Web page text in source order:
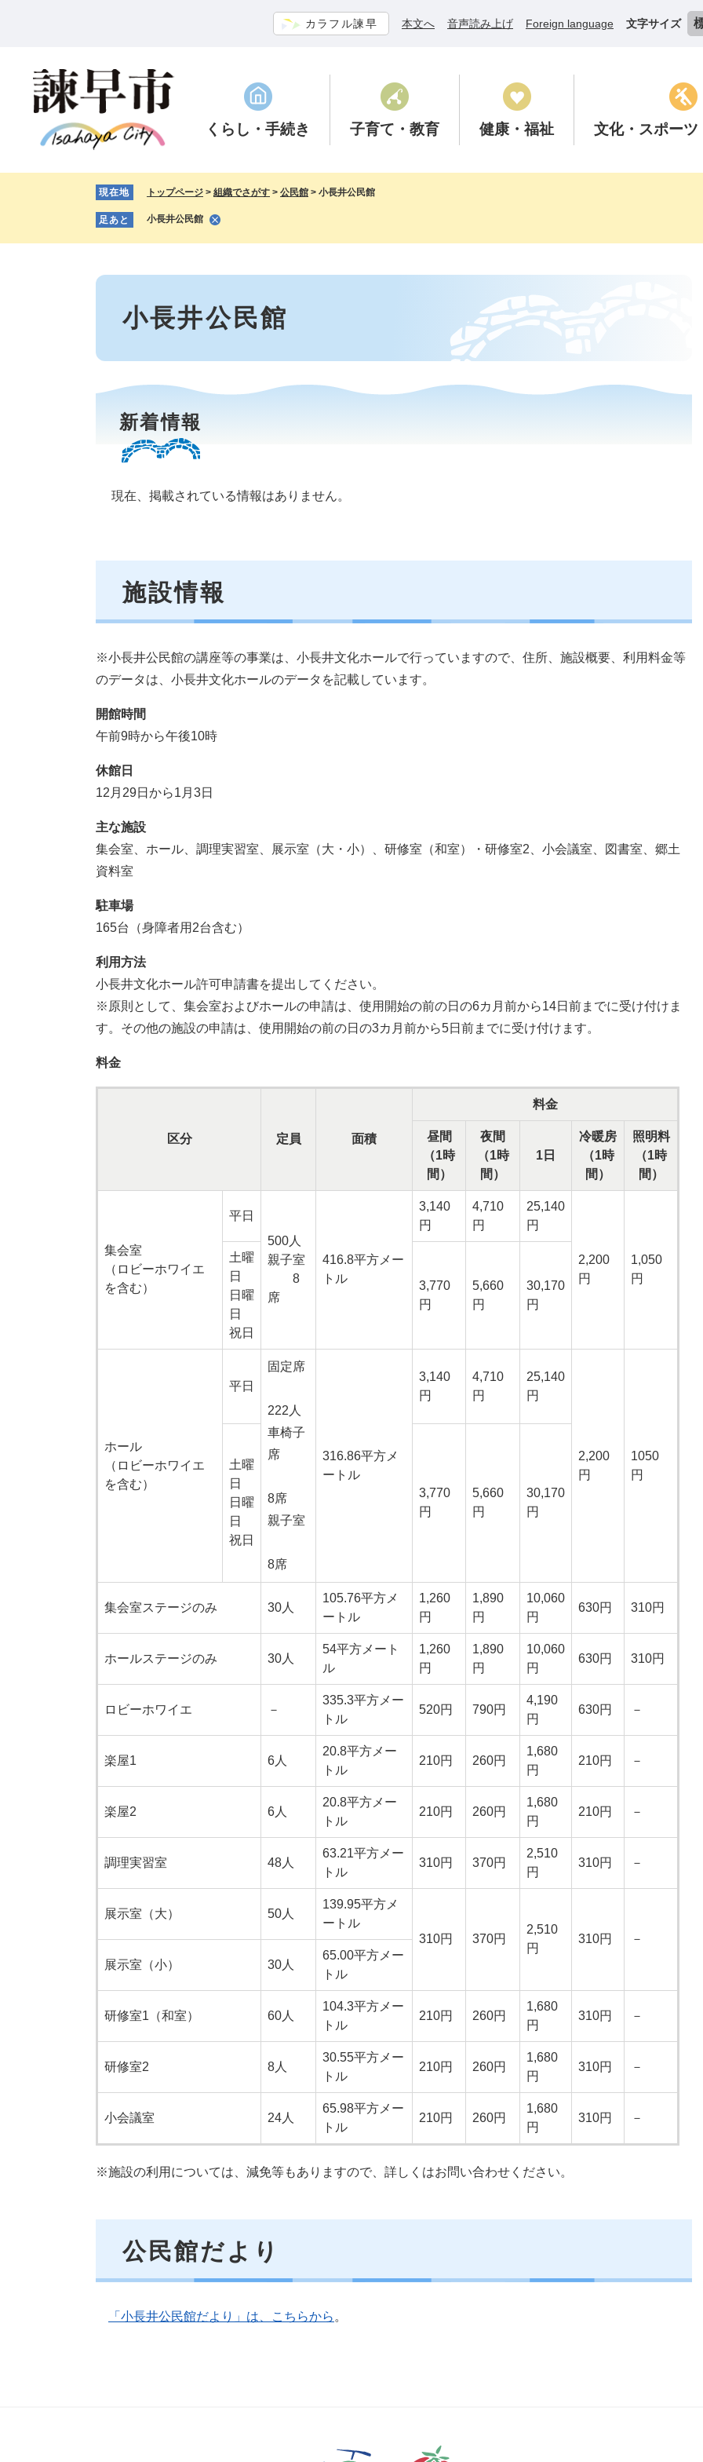
カラフル諫早 本文へ 音声読み上げ Foreign language 文字サイズ
くらし ・手続き 子育て ・教育 健康 ・福祉 文化・スポーツ
現在地 トップページ > 組織でさがす > 公民館 > 小長井公民館
足あと 小長井公民館
本
小長井公民館
新着情報
現在、掲載されている情報はありません。
施設情報
※小長井公民館の講座等の事業は、小長井文化ホールで行っていますので、住所、施設概要、利用料金等
のデータは、小長井文化ホールのデータを記載しています。
開館時間
午前9時から午後10時
休館日
12月29日から1月3日
主な施設
集会室、ホール、調理実習室、展示室（大・小）、研修室（和室）・研修室2、小会議室、図書室、郷土
資料室
駐車場
165台（身障者用2台含む）
利用方法
小長井文化ホール許可申請書を提出してください。
※原則として、集会室およびホールの申請は、使用開始の前の日の6カ月前から14日前までに受け付けま
す。その他の施設の申請は、使用開始の前の日の3カ月前から5日前までに受け付けます。
料金
区分 定員 面積
料金
昼間
（1時
間）
夜間
（1時
間）
1日
冷暖房
（1時
間）
照明料
（1時
間）
集会室
（ロビーホワイエ
を含む）
平日
500人
親子室
8
席
416.8平方メー
トル
3,140
円
4,710
円
25,140
円
2,200
円
1,050
円
土曜
日
日曜
日
祝日
3,770
円
5,660
円
30,170
円
ホール
（ロビーホワイエ
を含む）
平日
固定席
222人
車椅子
席
8席
親子室
8席
316.86平方メ
ートル
3,140
円
4,710
円
25,140
円
2,200
円
1050
円
土曜
日
日曜
日
祝日
3,770
円
5,660
円
30,170
円
集会室ステージのみ 30人
105.76平方メ
ートル
1,260
円
1,890
円
10,060
円
630円 310円
ホールステージのみ 30人
54平方メート
ル
1,260
円
1,890
円
10,060
円
630円 310円
ロビーホワイエ －
335.3平方メー
トル
520円 790円
4,190
円
630円 －
楽屋1 6人
20.8平方メー
トル
210円 260円
1,680
円
210円 －
楽屋2 6人
20.8平方メー
トル
210円 260円
1,680
円
210円 －
調理実習室 48人
63.21平方メー
トル
310円 370円
2,510
円
310円 －
展示室（大） 50人
139.95平方メ
ートル
310円
370円
2,510
円
310円
－
展示室（小）
30人
65.00平方メー
トル
研修室1（和室） 60人
104.3平方メー
トル
210円 260円
1,680
円
310円 －
研修室2 8人
30.55平方メー
トル
210円 260円
1,680
円
310円 －
小会議室 24人
65.98平方メー
トル
210円 260円
1,680
円
310円 －
※施設の利用については、減免等もありますので、詳しくはお問い合わせください。
公民館だより
「小長井公民館だより」は、こちらから 。